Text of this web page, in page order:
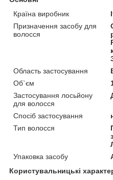
Країна виробник
Призначення засобу для
волосся
Область застосування
Об`єм
Застосування лосьйону
для волосся
Спосіб застосування
Тип волосся
Упаковка засобу
Користувальницькі